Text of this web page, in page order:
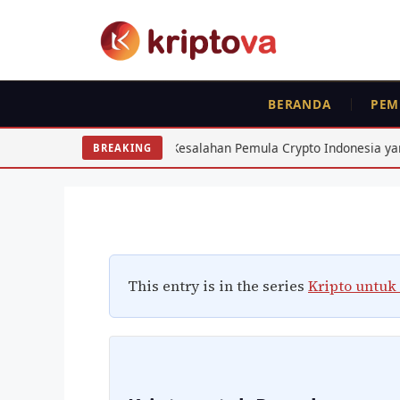
BERANDA
BREAKING
Kesalahan Pemula Crypto Indonesia yang Wajib Dihindari: 7
PEMULA
7 Kesalahan Fatal
Indonesia
This entry is in the series Kripto untuk